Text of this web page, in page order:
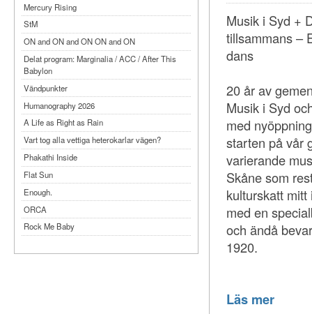
Musik i Syd +
tillsammans –
dans
20 år av
Musik i Syd
med
starten på vår
varierande
Skåne som
kulturskatt
med en
och ändå
1920.
Läs mer
Mercury Rising
StM
ON and ON and ON ON and ON
Delat program: Marginalia / ACC / After This
Babylon
Vändpunkter
Humanography 2026
A Life as Right as Rain
Vart tog alla vettiga heterokarlar vägen?
Phakathi Inside
Flat Sun
Enough.
ORCA
Rock Me Baby